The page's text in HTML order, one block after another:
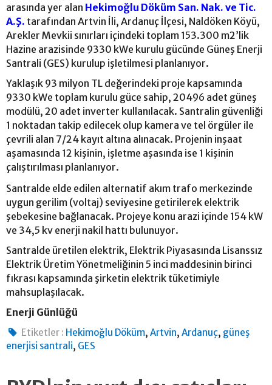
arasında yer alan Hekimoğlu Döküm San. Nak. ve Tic.
A.Ş. tarafından Artvin İli, Ardanuç İlçesi, Naldöken Köyü,
Arekler Mevkii sınırları içindeki toplam 153.300 m2’lik
Hazine arazisinde 9330 kWe kurulu gücünde Güneş Enerji
Santrali (GES) kurulup işletilmesi planlanıyor.
Yaklaşık 93 milyon TL değerindeki proje kapsamında
9330 kWe toplam kurulu güce sahip, 20496 adet güneş
modülü, 20 adet inverter kullanılacak. Santralin güvenliği
1 noktadan takip edilecek olup kamera ve tel örgüler ile
çevrili alan 7/24 kayıt altına alınacak. Projenin inşaat
aşamasında 12 kişinin, işletme aşasında ise 1 kişinin
çalıştırılması planlanıyor.
Santralde elde edilen alternatif akım trafo merkezinde
uygun gerilim (voltaj) seviyesine getirilerek elektrik
şebekesine bağlanacak. Projeye konu arazi içinde 154 kW
ve 34,5 kv enerji nakil hattı bulunuyor.
Santralde üretilen elektrik, Elektrik Piyasasında Lisanssız
Elektrik Üretim Yönetmeliğinin 5 inci maddesinin birinci
fıkrası kapsamında şirketin elektrik tüketimiyle
mahsuplaşılacak.
Enerji Günlüğü
Etiketler : Hekimoğlu Döküm,Artvin,Ardanuç, güneş
enerjisi santrali, GES